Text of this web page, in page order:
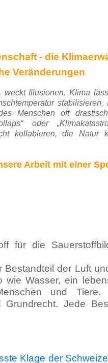
- die
Veränderungen
weckt Illusionen. Klima
stabilisieren.
Menschen oft
oder
kollabieren, die Natur
Arbeit mit einer
für die
Bestandteil der Luft
wie Wasser, ein
und
Grundrecht. Jede
Klage der